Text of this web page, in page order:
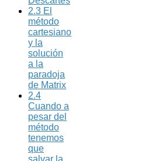
2.3 El
método
cartesiano
y la
solución
a la
paradoja
de Matrix
2.4
Cuando a
pesar del
método
tenemos
que